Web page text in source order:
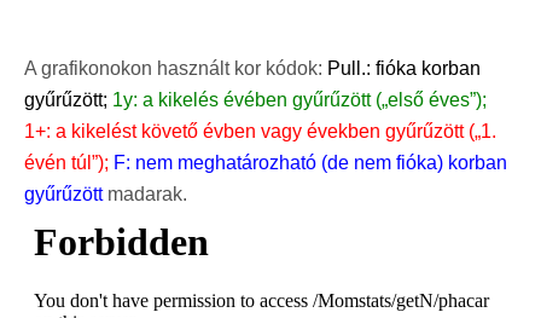
A grafikonokon használt kor kódok: Pull.: fióka korban
gyűrűzött; 1y: a kikelés évében gyűrűzött („első éves”);
1+: a kikelést követő évben vagy években gyűrűzött („1.
évén túl”); F: nem meghatározható (de nem fióka) korban
gyűrűzöttmadarak.